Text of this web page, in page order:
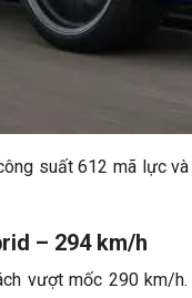
suất 612 mã lực
– 294 km/h
vượt mốc 290 km/